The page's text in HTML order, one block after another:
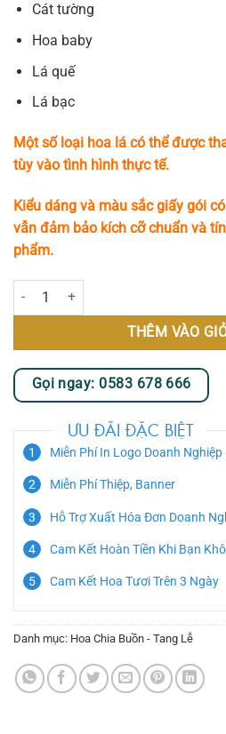
Cát tường
Hoa baby
Lá quế
Lá bạc
Một số loại hoa lá có thể được
tùy vào tình hình thực tế.
Kiểu dáng và màu sắc giấy gói
vẫn đảm bảo kích cỡ chuẩn và
phẩm.
Kệ Hoa Chia Buồn - Nguyện Cầu số
THÊM VÀO
Gọi ngay: 0583 678 666
ƯU ĐÃI ĐẶC BIỆT
Miễn Phí In Logo Doanh Nghiệp
Miễn Phí Thiệp, Banner
Hỗ Trợ Xuất Hóa Đơn Doanh
Cam Kết Hoàn Tiền Khi Bạn
Cam Kết Hoa Tươi Trên 3 Ngày
Danh mục: Hoa Chia Buồn - Tang Lễ